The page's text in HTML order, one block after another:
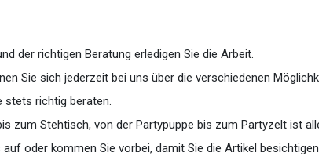
der richtigen Beratung erledigen Sie die Arbeit.
Sie sich jederzeit bei uns über die verschiedenen
stets richtig beraten.
zum Stehtisch, von der Partypuppe bis zum Partyzelt ist
oder kommen Sie vorbei, damit Sie die Artikel